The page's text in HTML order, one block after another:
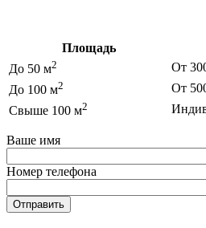
Площадь
До 50 м2
От
До 100 м2
От
Свыше 100 м2
Ваше имя
Номер телефона